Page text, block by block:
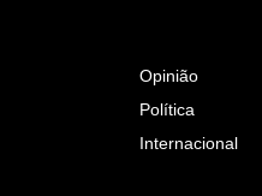
Opinião
Política
Internacional